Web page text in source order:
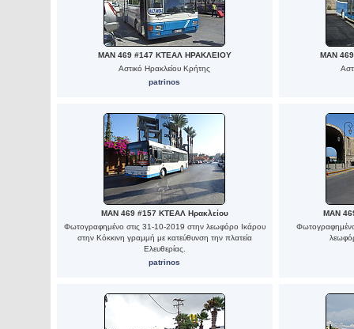
MAN 469 #147 ΚΤΕΑΛ ΗΡΑΚΛΕΙΟΥ
Αστικό Ηρακλείου Κρήτης
patrinos
MAN
MAN 469 #157 ΚΤΕΑΛ Ηρακλείου
Φωτογραφημένο στις 31-10-2019 στην λεωφόρο Ικάρου
στην Κόκκινη γραμμή με κατεύθυνση την πλατεία
Ελευθερίας.
patrinos
MAN